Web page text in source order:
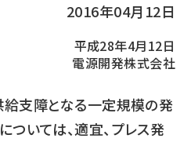
2016年04月12日
平成28年4月12日
電源開発株式会社
給支障となる一定規模の発
いては、適宜、プレス発